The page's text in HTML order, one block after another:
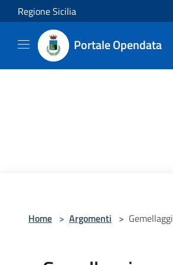
Salta al contenuto principale
Regione Sicilia
Portale Opendata
Home > Argomenti > Gemellaggi